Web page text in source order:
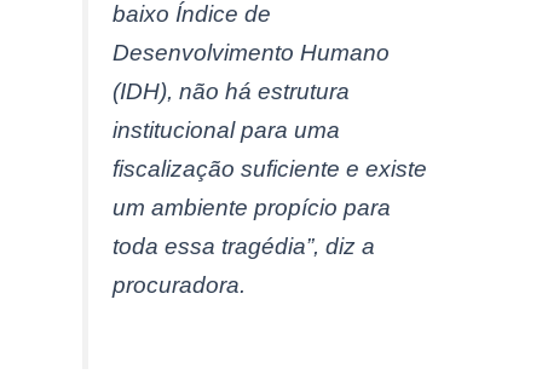
baixo Índice de
Desenvolvimento Humano
(IDH), não há estrutura
institucional para uma
fiscalização suficiente e existe
um ambiente propício para
toda essa tragédia”, diz a
procuradora.